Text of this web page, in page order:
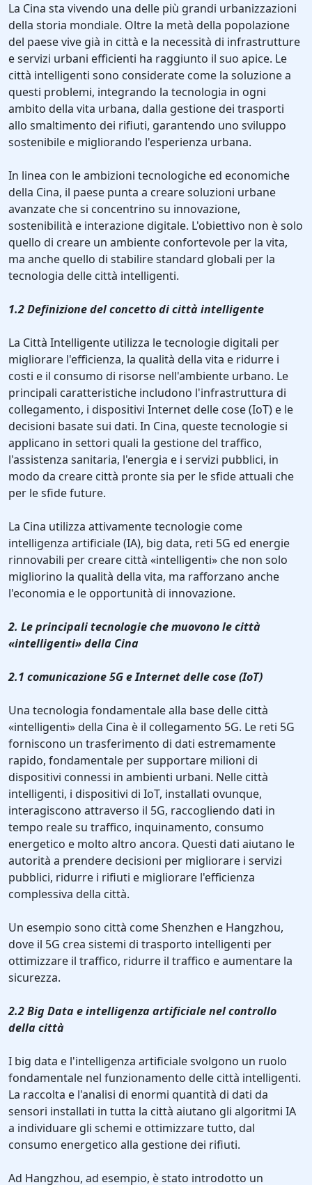
La Cina sta vivendo una delle più grandi urbanizzazioni
della storia mondiale. Oltre la metà della popolazione
del paese vive già in città e la necessità di infrastrutture
e servizi urbani efficienti ha raggiunto il suo apice. Le
città intelligenti sono considerate come la soluzione a
questi problemi, integrando la tecnologia in ogni
ambito della vita urbana, dalla gestione dei trasporti
allo smaltimento dei rifiuti, garantendo uno sviluppo
sostenibile e migliorando l'esperienza urbana.
In linea con le ambizioni tecnologiche ed economiche
della Cina, il paese punta a creare soluzioni urbane
avanzate che si concentrino su innovazione,
sostenibilità e interazione digitale. L'obiettivo non è solo
quello di creare un ambiente confortevole per la vita,
ma anche quello di stabilire standard globali per la
tecnologia delle città intelligenti.
1.2 Definizione del concetto di città intelligente
La Città Intelligente utilizza le tecnologie digitali per
migliorare l'efficienza, la qualità della vita e ridurre i
costi e il consumo di risorse nell'ambiente urbano. Le
principali caratteristiche includono l'infrastruttura di
collegamento, i dispositivi Internet delle cose (IoT) e le
decisioni basate sui dati. In Cina, queste tecnologie si
applicano in settori quali la gestione del traffico,
l'assistenza sanitaria, l'energia e i servizi pubblici, in
modo da creare città pronte sia per le sfide attuali che
per le sfide future.
La Cina utilizza attivamente tecnologie come
intelligenza artificiale (IA), big data, reti 5G ed energie
rinnovabili per creare città «intelligenti» che non solo
migliorino la qualità della vita, ma rafforzano anche
l'economia e le opportunità di innovazione.
2. Le principali tecnologie che muovono le città
«intelligenti» della Cina
2.1 comunicazione 5G e Internet delle cose (IoT)
Una tecnologia fondamentale alla base delle città
«intelligenti» della Cina è il collegamento 5G. Le reti 5G
forniscono un trasferimento di dati estremamente
rapido, fondamentale per supportare milioni di
dispositivi connessi in ambienti urbani. Nelle città
intelligenti, i dispositivi di IoT, installati ovunque,
interagiscono attraverso il 5G, raccogliendo dati in
tempo reale su traffico, inquinamento, consumo
energetico e molto altro ancora. Questi dati aiutano le
autorità a prendere decisioni per migliorare i servizi
pubblici, ridurre i rifiuti e migliorare l'efficienza
complessiva della città.
Un esempio sono città come Shenzhen e Hangzhou,
dove il 5G crea sistemi di trasporto intelligenti per
ottimizzare il traffico, ridurre il traffico e aumentare la
sicurezza.
2.2 Big Data e intelligenza artificiale nel controllo
della città
I big data e l'intelligenza artificiale svolgono un ruolo
fondamentale nel funzionamento delle città intelligenti.
La raccolta e l'analisi di enormi quantità di dati da
sensori installati in tutta la città aiutano gli algoritmi IA
a individuare gli schemi e ottimizzare tutto, dal
consumo energetico alla gestione dei rifiuti.
Ad Hangzhou, ad esempio, è stato introdotto un